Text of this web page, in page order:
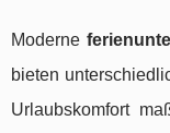
Moderne
bieten
Urlaubskomfort